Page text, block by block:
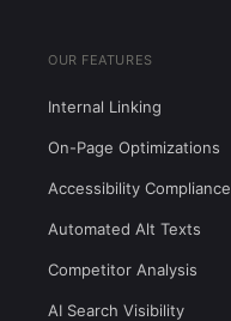
OUR FEATURES
Internal Linking
On-Page Optimizations
Accessibility Compliance
Automated Alt Texts
Competitor Analysis
AI Search Visibility